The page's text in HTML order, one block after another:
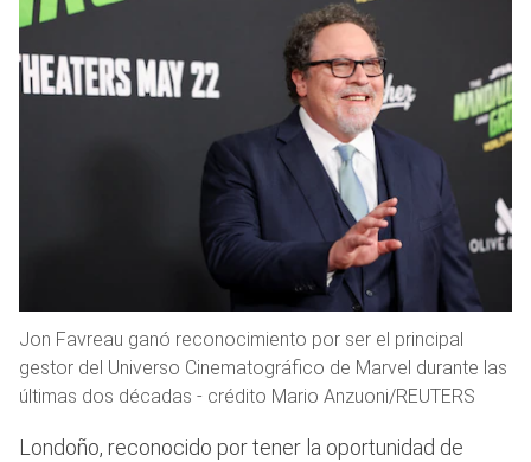
Jon Favreau ganó reconocimiento por ser el principal
gestor del Universo Cinematográfico de Marvel durante las
últimas dos décadas - crédito Mario Anzuoni/REUTERS
Londoño, reconocido por tener la oportunidad de